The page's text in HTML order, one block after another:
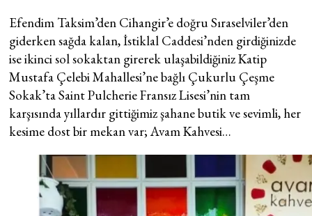
Efendim Taksim’den Cihangir’e doğru Sıraselviler’den
giderken sağda kalan, İstiklal Caddesi’nden girdiğinizde
ise ikinci sol sokaktan girerek ulaşabildiğiniz Katip
Mustafa Çelebi Mahallesi’ne bağlı Çukurlu Çeşme
Sokak’ta Saint Pulcherie Fransız Lisesi’nin tam
karşısında yıllardır gittiğimiz şahane butik ve sevimli, her
kesime dost bir mekan var; Avam Kahvesi…